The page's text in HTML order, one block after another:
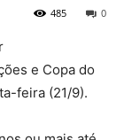
0
485
e Copa do
feira (21/9).